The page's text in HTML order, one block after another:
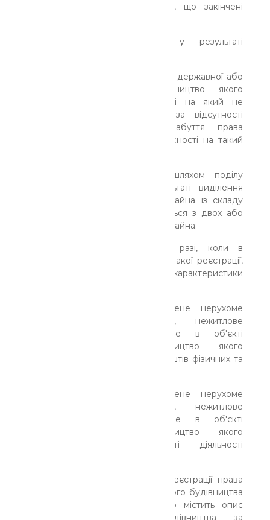
і споруди, прибудови до них, що закінчені
-об'єкт нерухомого майна у результаті
-закінчений будівництвом об'єкт державної або
комунальної власності, будівництво якого
завершено та право власності на який не
зареєстровано до 01.01.2013, за відсутності
документа, що посвідчує набуття права
державної або комунальної власності на такий
-нерухоме майно, утворене шляхом поділу
майна, у тому числі в результаті виділення
окремого об'єкта нерухомого майна із складу
нерухомого майна, що складається з двох або
більше об'єктів, або об'єднання майна;
-об'єкт нерухомого майна у разі, коли в
документах, що подаються для такої реєстрації,
відсутні відомості про технічні характеристики
-окреме індивідуально визначене нерухоме
майно (квартира, житлове, нежитлове
приміщення тощо), розміщене в об'єкті
нерухомого майна, будівництво якого
здійснювалося із залученням коштів фізичних та
-окреме індивідуально визначене нерухоме
майно (квартира, житлове, нежитлове
приміщення тощо), розміщене в об'єкті
нерухомого майна, будівництво якого
здійснювалося у результаті діяльності
Разом із тим, для державної реєстрації права
власності на об'єкт незавершеного будівництва
подається також документ, що містить опис
об'єкта незавершеного будівництва за